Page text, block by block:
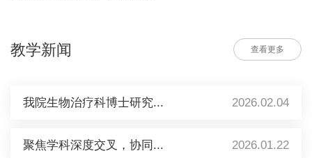
教学新闻 查看更多
我院生物治疗科博士研究... 2026.02.04
聚焦学科深度交叉，协同... 2026.01.22